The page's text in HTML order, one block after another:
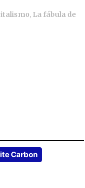
, La fábula de
Carbon